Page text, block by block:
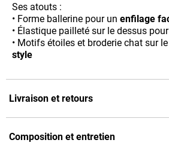
Ses atouts :
• Forme ballerine pour un enfilage
• Élastique pailleté sur le dessus
• Motifs étoiles et broderie chat sur
style
Livraison et retours
Composition et entretien